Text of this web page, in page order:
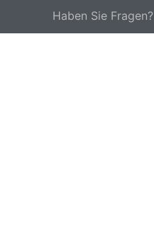
Haben Sie Fragen?